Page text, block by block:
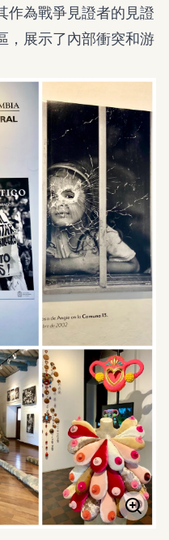
作為戰爭見證者的見證
，展示了內部衝突和游